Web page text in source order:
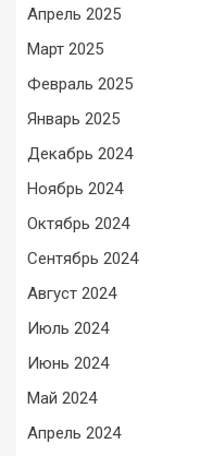
Апрель 2025
Март 2025
Февраль 2025
Январь 2025
Декабрь 2024
Ноябрь 2024
Октябрь 2024
Сентябрь 2024
Август 2024
Июль 2024
Июнь 2024
Май 2024
Апрель 2024